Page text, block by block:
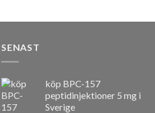
SENAST
köp BPC-157
peptidinjektioner 5 mg i
Sverige